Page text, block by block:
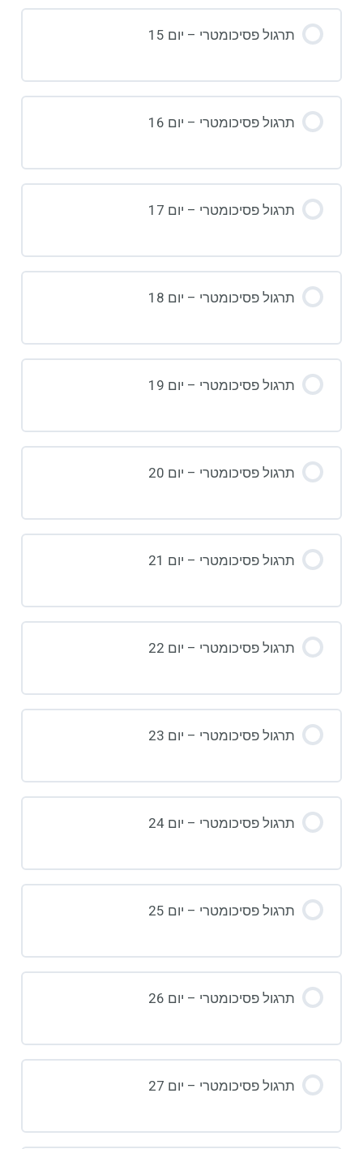
תרגול פסיכומטרי – יום 15
תרגול פסיכומטרי – יום 16
תרגול פסיכומטרי – יום 17
תרגול פסיכומטרי – יום 18
תרגול פסיכומטרי – יום 19
תרגול פסיכומטרי – יום 20
תרגול פסיכומטרי – יום 21
תרגול פסיכומטרי – יום 22
תרגול פסיכומטרי – יום 23
תרגול פסיכומטרי – יום 24
תרגול פסיכומטרי – יום 25
תרגול פסיכומטרי – יום 26
תרגול פסיכומטרי – יום 27